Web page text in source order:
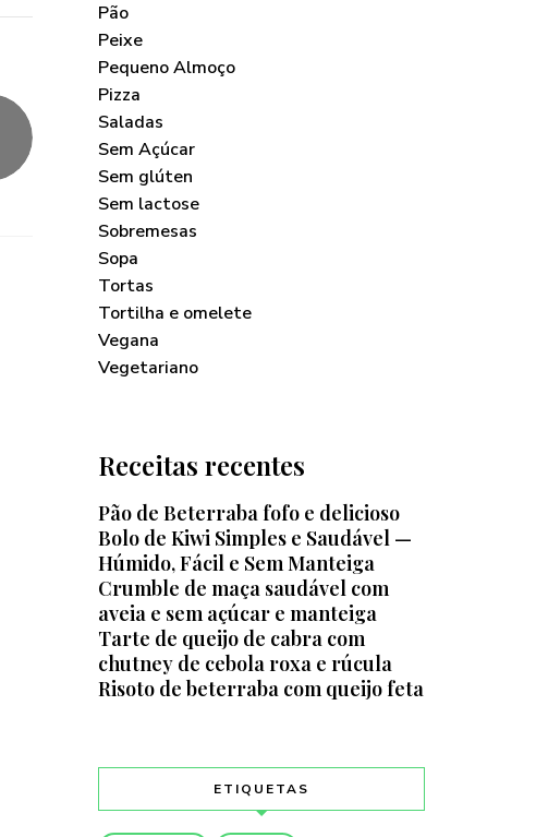
Pão
Peixe
Pequeno Almoço
Pizza
Saladas
Sem Açúcar
Sem glúten
Sem lactose
Sobremesas
Sopa
Tortas
Tortilha e omelete
Vegana
Vegetariano
Receitas recentes
Pão de Beterraba fofo e delicioso
Bolo de Kiwi Simples e Saudável —
Húmido, Fácil e Sem Manteiga
Crumble de maça saudável com
aveia e sem açúcar e manteiga
Tarte de queijo de cabra com
chutney de cebola roxa e rúcula
Risoto de beterraba com queijo feta
ETIQUETAS